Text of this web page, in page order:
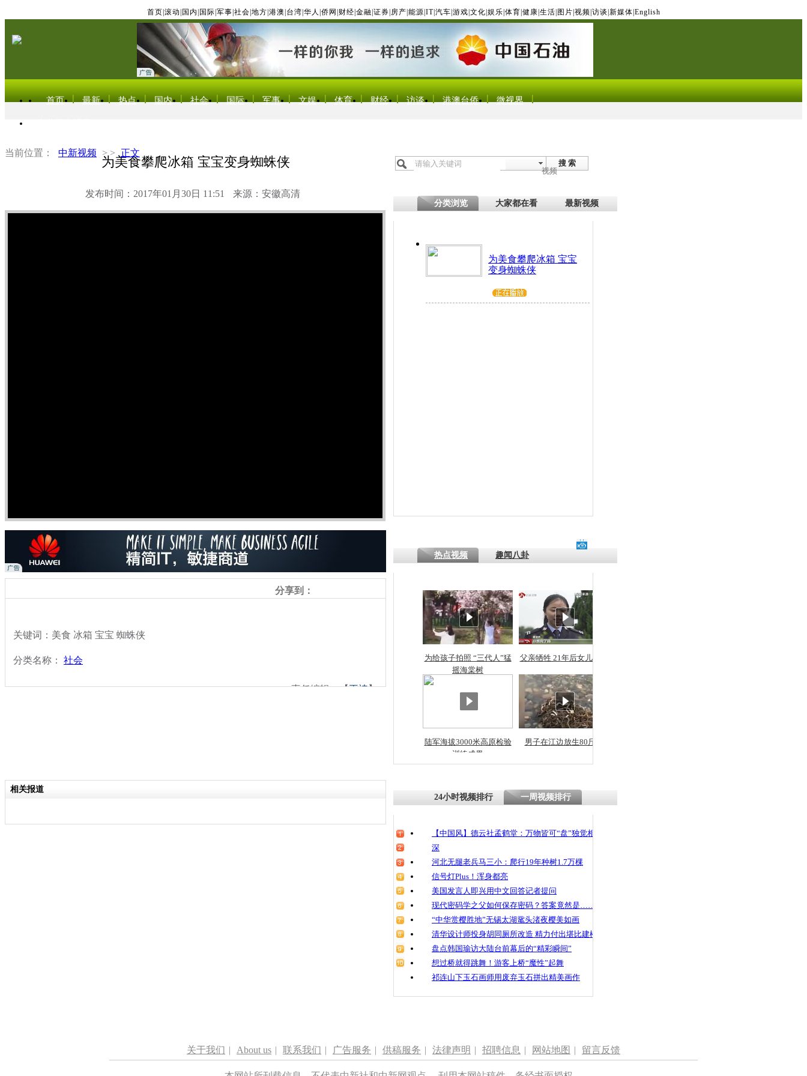
首页 滚动 国内 国际 军事 社会 地方 港澳 台湾 华人 侨网 财经 金融 证券 房产 能源 IT| 汽车 游戏 文化 娱乐 体育 健康 生活 图片 视频 访谈 新媒体 English
首页 最新 热点 国内 社会 国际 军事 文娱 体育 财经 访谈 港澳台侨 微视界
当前位置： 中新视频 > > 正文
为美食攀爬冰箱 宝宝变身蜘蛛侠
发布时间：2017年01月30日 11:51 来源：安徽高清
搜 索
视频
分类浏览 大家都在看 最新视频
为美食攀爬冰箱 宝宝
变身蜘蛛侠
分享到：
关键词：美食 冰箱 宝宝 蜘蛛侠
分类名称： 社会
责任编辑：【王祎】
热点视频 趣闻八卦
为给孩子拍照 “三代人”猛
摇海棠树
父亲牺牲 21年后女儿从警
陆军海拔3000米高原检验
训练成果
男子在江边放生80斤蛇
相关报道
24小时视频排行
一周视频排行
【中国风】德云社孟鹤堂：万物皆可“盘”独觉相声
深
河北无腿老兵马三小：爬行19年种树1.7万棵
信号灯Plus！浑身都亮
美国发言人即兴用中文回答记者提问
现代密码学之父如何保存密码？答案竟然是……
“中华赏樱胜地”无锡太湖鼋头渚夜樱美如画
清华设计师投身胡同厕所改造 精力付出堪比建楼
盘点韩国瑜访大陆台前幕后的“精彩瞬间”
想过桥就得跳舞！游客上桥“魔性”起舞
祁连山下玉石画师用废弃玉石拼出精美画作
关于我们 | About us | 联系我们 | 广告服务 | 供稿服务 | 法律声明 | 招聘信息 | 网站地图 | 留言反馈